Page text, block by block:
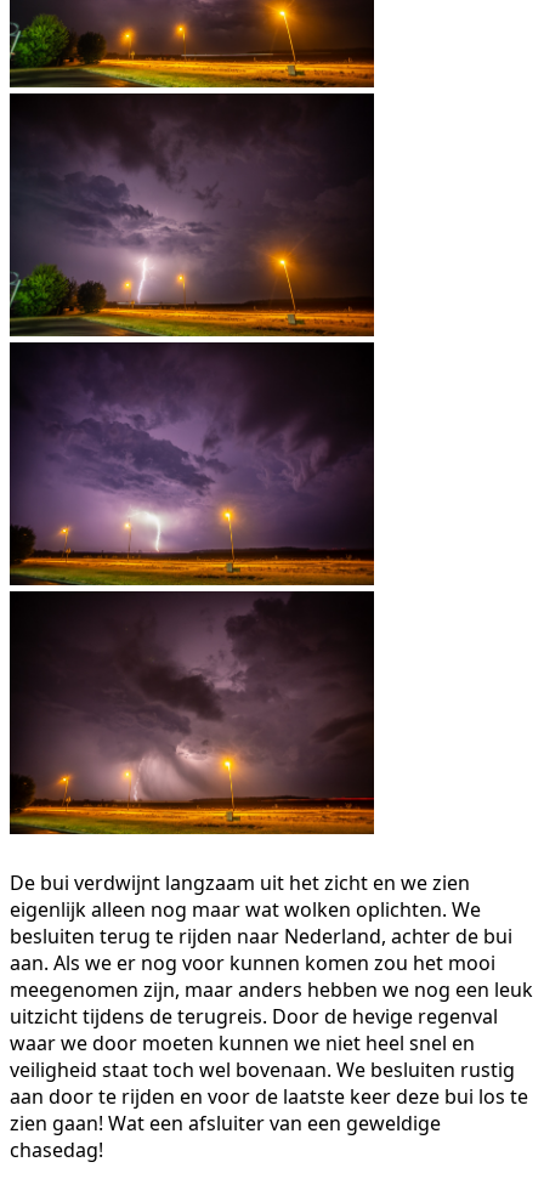
De bui verdwijnt langzaam uit het zicht en we zien
eigenlijk alleen nog maar wat wolken oplichten. We
besluiten terug te rijden naar Nederland, achter de bui
aan. Als we er nog voor kunnen komen zou het mooi
meegenomen zijn, maar anders hebben we nog een leuk
uitzicht tijdens de terugreis. Door de hevige regenval
waar we door moeten kunnen we niet heel snel en
veiligheid staat toch wel bovenaan. We besluiten rustig
aan door te rijden en voor de laatste keer deze bui los te
zien gaan! Wat een afsluiter van een geweldige
chasedag!